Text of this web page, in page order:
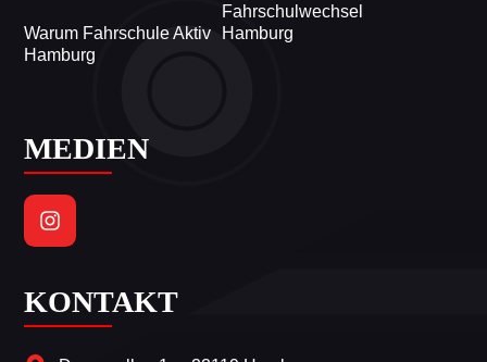
Warum Fahrschule Aktiv
Hamburg
Fahrschulwechsel
Hamburg
MEDIEN
KONTAKT